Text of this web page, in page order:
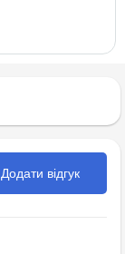
Додати відгук